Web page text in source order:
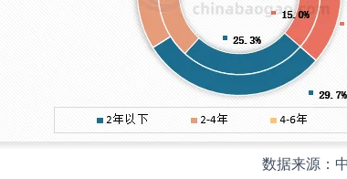
数据来源：